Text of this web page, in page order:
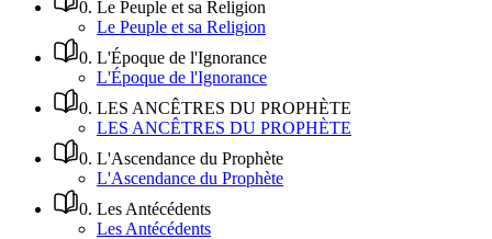
0. Le Peuple et sa Religion
Le Peuple et sa Religion
0. L'Époque de l'Ignorance
L'Époque de l'Ignorance
0. LES ANCÊTRES DU PROPHÈTE
LES ANCÊTRES DU PROPHÈTE
0. L'Ascendance du Prophète
L'Ascendance du Prophète
0. Les Antécédents
Les Antécédents